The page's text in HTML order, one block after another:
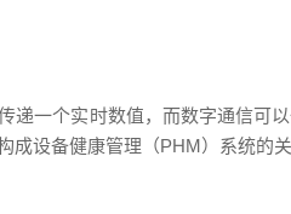
递一个实时数值，而数字通信
设备健康管理（PHM）系统的